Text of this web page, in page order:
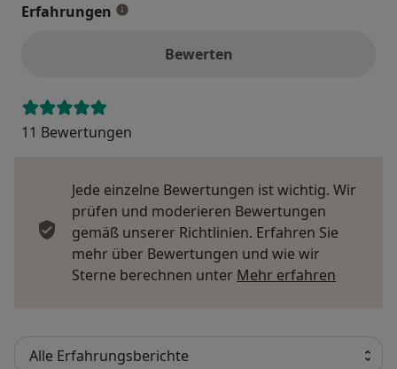
Erfahrungen
Bewerten
11 Bewertungen
Jede einzelne Bewertungen ist wichtig. Wir
prüfen und moderieren Bewertungen
gemäß unserer Richtlinien. Erfahren Sie
mehr über Bewertungen und wie wir
Sterne berechnen unter Mehr erfahren